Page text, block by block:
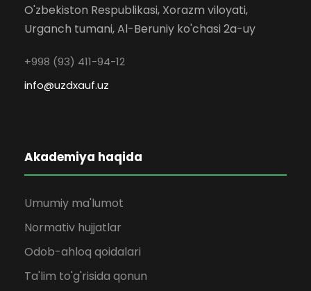
O'zbekiston Respublikasi, Xorazm viloyati,
Urganch tumani, Al-Beruniy ko'chasi 2a-uy
+998 (93) 411-94-12
info@uzdxauf.uz
Akademiya haqida
Umumiy ma'lumot
Normativ hujjatlar
Odob-ahloq qoidalari
Ta'lim to'g'risida qonun